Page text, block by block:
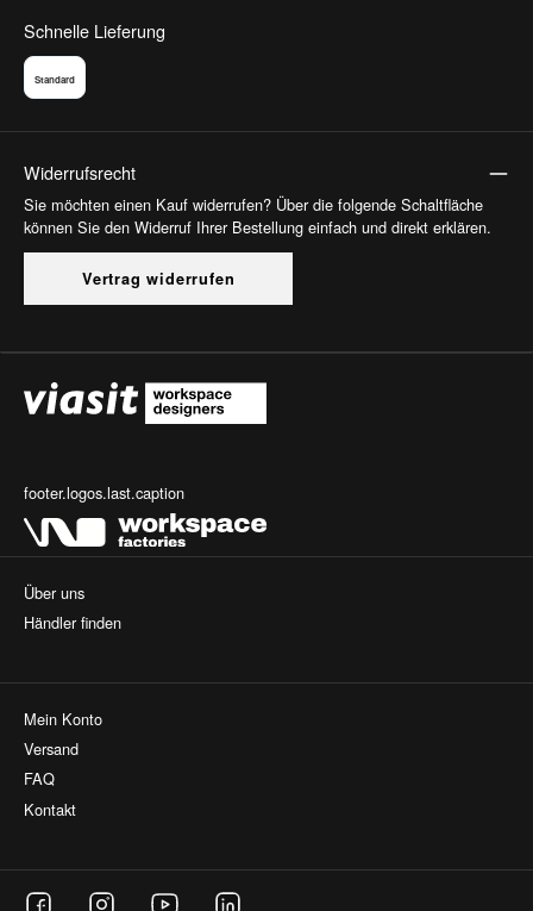
Schnelle Lieferung
Standard
Widerrufsrecht
Sie möchten einen Kauf widerrufen? Über die folgende Schaltfläche
können Sie den Widerruf Ihrer Bestellung einfach und direkt erklären.
Vertrag widerrufen
footer.logos.last.caption
Über uns
Händler finden
Mein Konto
Versand
FAQ
Kontakt